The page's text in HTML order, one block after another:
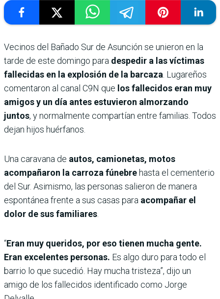
Vecinos del Bañado Sur de Asunción se unieron en la
tarde de este domingo para despedir a las víctimas
fallecidas en la explosión de la barcaza. Lugareños
comentaron al canal C9N que los fallecidos eran muy
amigos y un día antes estuvieron almorzando
juntos, y normalmente compartían entre familias. Todos
dejan hijos huérfanos.
Una caravana de autos, camionetas, motos
acompañaron la carroza fúnebre hasta el cementerio
del Sur. Asimismo, las personas salieron de manera
espontánea frente a sus casas para acompañar el
dolor de sus familiares.
“Eran muy queridos, por eso tienen mucha gente.
Eran excelentes personas. Es algo duro para todo el
barrio lo que sucedió. Hay mucha tristeza”, dijo un
amigo de los fallecidos identificado como Jorge